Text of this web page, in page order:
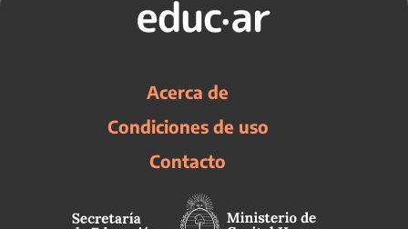
Acerca de
Condiciones de uso
Contacto